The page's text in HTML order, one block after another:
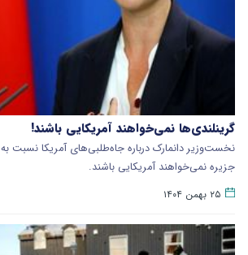
گرینلندی‌ها نمی‌خواهند آمریکایی باشند!
نخست‌وزیر دانمارک درباره جاه‌طلبی‌های آمریکا نسبت
جزیره نمی‌خواهند آمریکایی باشند.
۲۵ بهمن ۱۴۰۴